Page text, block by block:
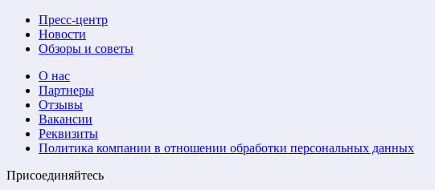
Пресс-центр
Новости
Обзоры и советы
О нас
Партнеры
Отзывы
Вакансии
Реквизиты
Политика компании в отношении обработки персональных данных
Присоединяйтесь